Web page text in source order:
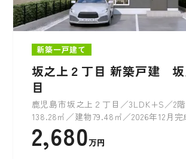
新築一戸建て
坂之上２丁目 新築戸建 坂
目
鹿児島市坂之上２丁目／3LDK+S／2
138.28㎡／建物79.48㎡／2026年12月完
2,680万円